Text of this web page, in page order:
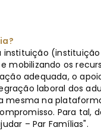
mobilizando os
adequada, o
laboral dos
na
Para tal,
– Par Famílias".